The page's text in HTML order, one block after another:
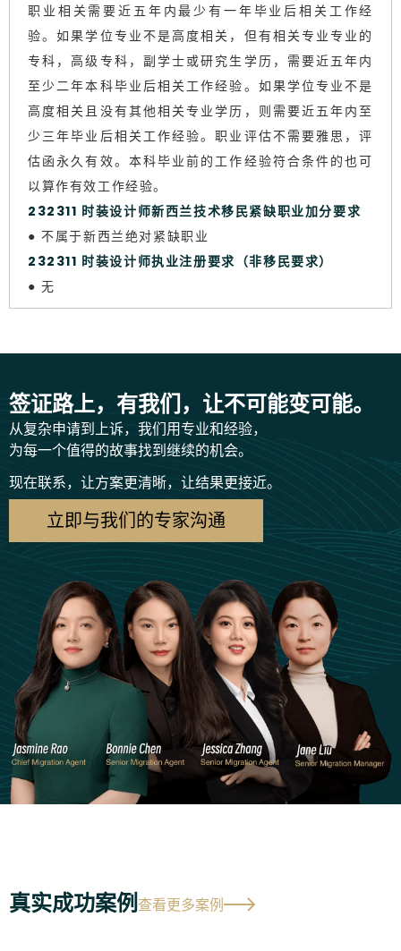
职业相关需要近五年内最少有一年毕业后相关工作经
验。如果学位专业不是高度相关，但有相关专业专业的
专科，高级专科，副学士或研究生学历，需要近五年内
至少二年本科毕业后相关工作经验。如果学位专业不是
高度相关且没有其他相关专业学历，则需要近五年内至
少三年毕业后相关工作经验。职业评估不需要雅思，评
估函永久有效。本科毕业前的工作经验符合条件的也可
以算作有效工作经验。
232311 时装设计师新西兰技术移民紧缺职业加分要求
● 不属于新西兰绝对紧缺职业
232311 时装设计师执业注册要求（非移民要求）
● 无
签证路上，有我们，让不可能变可能。
从复杂申请到上诉，我们用专业和经验，
为每一个值得的故事找到继续的机会。
现在联系，让方案更清晰，让结果更接近。
立即与我们的专家沟通
真实成功案例查看更多案例